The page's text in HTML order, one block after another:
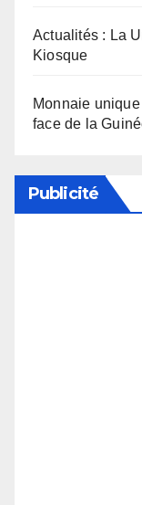
Actualités : La
Kiosque
Monnaie
face de la
Publicité